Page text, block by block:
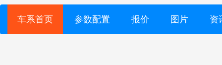
车系首页 参数配置 报价 图片 资